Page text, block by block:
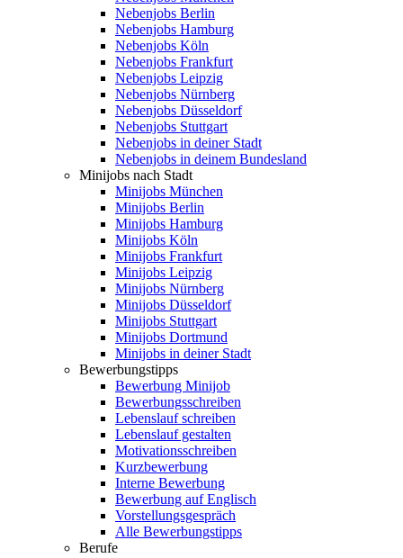
Nebenjobs Berlin
Nebenjobs Hamburg
Nebenjobs Köln
Nebenjobs Frankfurt
Nebenjobs Leipzig
Nebenjobs Nürnberg
Nebenjobs Düsseldorf
Nebenjobs Stuttgart
Nebenjobs in deiner Stadt
Nebenjobs in deinem Bundesland
Minijobs nach Stadt
Minijobs München
Minijobs Berlin
Minijobs Hamburg
Minijobs Köln
Minijobs Frankfurt
Minijobs Leipzig
Minijobs Nürnberg
Minijobs Düsseldorf
Minijobs Stuttgart
Minijobs Dortmund
Minijobs in deiner Stadt
Bewerbungstipps
Bewerbung Minijob
Bewerbungsschreiben
Lebenslauf schreiben
Lebenslauf gestalten
Motivationsschreiben
Kurzbewerbung
Interne Bewerbung
Bewerbung auf Englisch
Vorstellungsgespräch
Alle Bewerbungstipps
Berufe